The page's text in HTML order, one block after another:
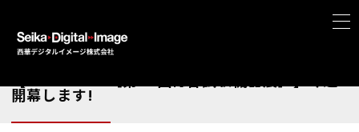
開幕します!